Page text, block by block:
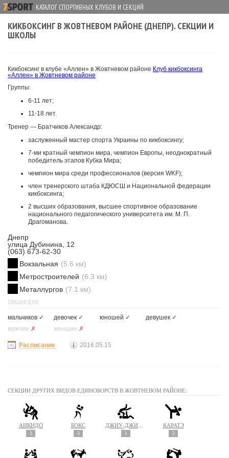
КАТАЛОГ СПОРТИВНЫХ КЛУБОВ И СЕКЦИЙ
КИКБОКСИНГ В ЖОВТНЕВОМ РАЙОНЕ (ДНЕПР). СЕКЦИИ И
ШКОЛЫ
Кикбоксинг в клубе «Аллен» в Жовтневом районе Клуб кикбоксинга
«Аллен» в Жовтневом районе
Группы:
6-11 лет;
11-18 лет.
Тренер — Братчиков Александр:
заслуженный мастер спорта Украины по кикбоксингу;
7-ми кратный чемпион мира, чемпион Европы, неоднократный
победитель этапов Кубка Мира;
чемпион мира среди профессионалов (версия WKF);
член тренерского штаба КДЮСШ и Национальной федерации
кикбоксинга;
2 высших образования, высшее спортивное образование
национального педагогического университета им. М. П.
Драгоманова.
Днепр
улица Дубинина, 12
(063) 673-62-30
Вокзальная (5.6 км)
Метростроителей (6.3 км)
Металлургов (7.1 км)
СЕКЦИЯ ДЛЯ
мальчиков ✓ девочек ✓ юношей ✓ девушек ✓
мужчин ✗ женщин ✗
Расписание 2016.05.15
СЕКЦИИ ДРУГИХ ВИДОВ ЕДИНОБОРСТВ В ЖОВТНЕВОМ РАЙОНЕ:
АЙКИДО
3
БОКС
3 1
КАРАТЭ
2